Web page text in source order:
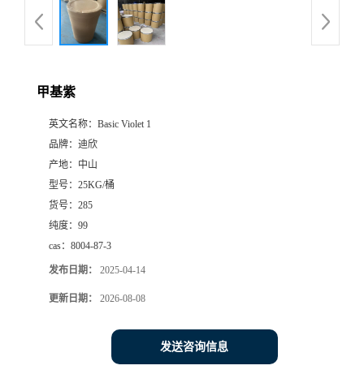
厅甲基紫
英文名称： Basic Violet 1
品牌： 迪欣
产地： 中山
型号： 25KG/桶
货号： 285
纯度： 99
cas： 8004-87-3
发布日期： 2025-04-14
更新日期： 2026-08-08
发送咨询信息